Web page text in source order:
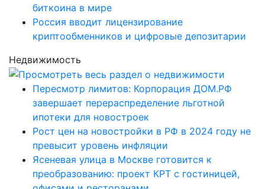
биткоина в мире
Россия вводит лицензирование
криптообменников и цифровые депозитарии
Недвижимость
Пересмотр лимитов: Корпорация ДОМ.РФ
завершает перераспределение льготной
ипотеки для новостроек
Рост цен на новостройки в РФ в 2024 году не
превысит уровень инфляции
Ясеневая улица в Москве готовится к
преобразованию: проект КРТ с гостиницей,